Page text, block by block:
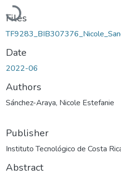
Files
Date
2022-06
Authors
Sánchez-Araya, Nicole Estefanie
Publisher
Instituto Tecnológico de Costa
Abstract